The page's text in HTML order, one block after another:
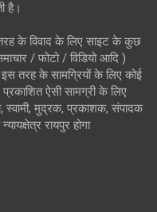
है।
के विवाद के लिए साइट के कुछ
/ फोटो / विडियो आदि )
तरह के सामग्रियों के लिए कोई
प्रकाशित ऐसी सामग्री के लिए
स्वामी, मुद्रक, प्रकाशक, संपादक
रायपुर होगा